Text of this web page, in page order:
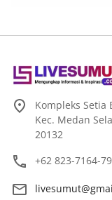
Kompleks Setia
Kec. Medan
20132
+62 823-7164-